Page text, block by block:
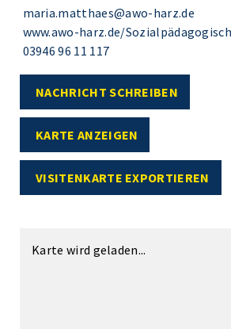
maria.matthaes@awo-harz.de
www.awo-harz.de/
03946 96 11 117
NACHRICHT SCHREIBEN
KARTE ANZEIGEN
VISITENKARTE EXPORTIEREN
Karte wird geladen...